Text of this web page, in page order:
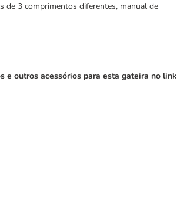
de 3 comprimentos diferentes, manual de
e outros acessórios para esta gateira no link